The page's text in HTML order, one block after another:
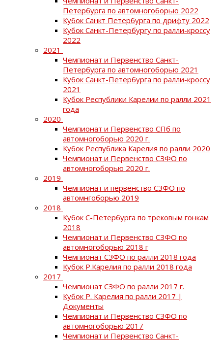
Петербурга по автомногоборью 2022
Кубок Санкт Петербурга по дрифту 2022
Кубок Санкт-Петербургу по ралли-кроссу
2022
2021
Чемпионат и Первенство Санкт-
Петербурга по автомногоборью 2021
Кубок Санкт-Петербурга по ралли-кроссу
2021
Кубок Республики Карелии по ралли 2021
года
2020
Чемпионат и Первенство СПб по
автомногоборью 2020 г.
Кубок Республика Карелия по ралли 2020
Чемпионат и Первенство СЗФО по
автомногоборью 2020 г.
2019
Чемпионат и первенство СЗФО по
автомнгоборью 2019
2018
Кубок С-Петербурга по трековым гонкам
2018
Чемпионат и Первенство СЗФО по
автомногоборью 2018 г
Чемпионат СЗФО по ралли 2018 года
Кубок Р.Карелия по ралли 2018 года
2017
Чемпионат СЗФО по ралли 2017 г.
Кубок Р. Карелия по ралли 2017 |
Документы
Чемпионат и Первенство СЗФО по
автомногоборью 2017
Чемпионат и Первенство Санкт-